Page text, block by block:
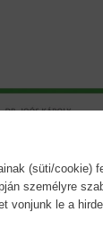
(süti/cookie)
személyre
le a